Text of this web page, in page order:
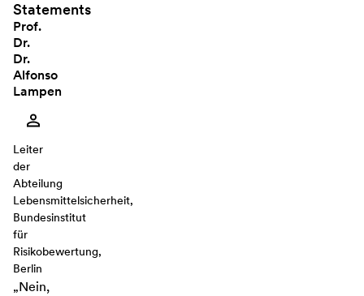
Statements
Prof.
Dr.
Dr.
Alfonso
Lampen
Leiter
der
Abteilung
Lebensmittelsicherheit,
Bundesinstitut
für
Risikobewertung,
Berlin
„Nein,